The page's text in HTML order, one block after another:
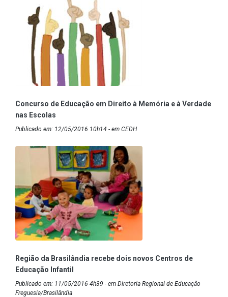
Concurso de Educação em Direito à Memória e à Verdade
nas Escolas
Publicado em: 12/05/2016 10h14 - em CEDH
Região da Brasilândia recebe dois novos Centros de
Educação Infantil
Publicado em: 11/05/2016 4h39 - em Diretoria Regional de Educação
Freguesia/Brasilândia